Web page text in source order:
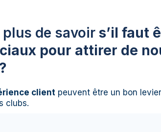
de savoir s’il faut
pour attirer de
client peuvent être un bon levier
clubs.